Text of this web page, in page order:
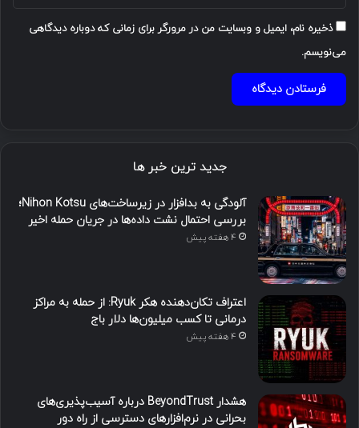
ذخیره نام، ایمیل و وبسایت من در مرورگر برای زمانی که دوباره دیدگاهی
می‌نویسم.
جدید ترین خبر ها
آلودگی به بدافزار در زیرساخت‌های Nihon Kotsu؛
بررسی احتمال نشت داده‌ها در جریان حمله اخیر
4 هفته پیش
اعتراف تکان‌دهنده هکر Ryuk: از حمله به مراکز
درمانی تا کسب میلیون‌ها دلار باج
4 هفته پیش
هشدار BeyondTrust درباره آسیب‌پذیری‌های
بحرانی در نرم‌افزارهای دسترسی از راه دور